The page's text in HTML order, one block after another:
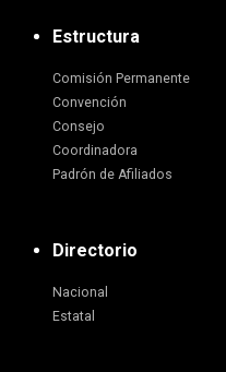
Estructura
Comisión Permanente
Convención
Consejo
Coordinadora
Padrón de Afiliados
Directorio
Nacional
Estatal